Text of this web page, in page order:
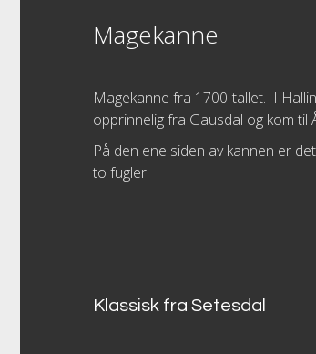
Magekanne
Magekanne fra 1700-tallet. I
opprinnelig fra Gausdal og kom
På den ene siden av kannen er
to fugler.
Klassisk fra Setesdal